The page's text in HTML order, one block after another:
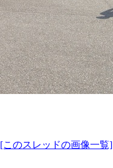
[このスレッドの画像一覧]